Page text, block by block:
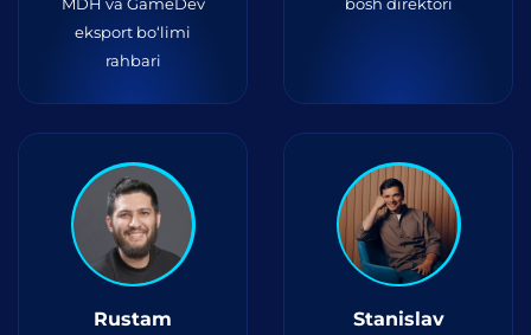
eksport bo‘limi
rahbari
Rustam
Stanislav